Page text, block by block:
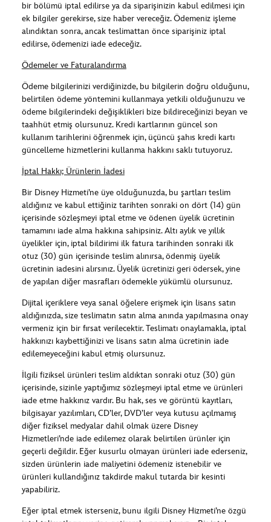
bir bölümü iptal edilirse ya da siparişinizin kabul edilmesi için
ek bilgiler gerekirse, size haber vereceğiz. Ödemeniz işleme
alındıktan sonra, ancak teslimattan önce siparişiniz iptal
edilirse, ödemenizi iade edeceğiz.
Ödemeler ve Faturalandırma
Ödeme bilgilerinizi verdiğinizde, bu bilgilerin doğru olduğunu,
belirtilen ödeme yöntemini kullanmaya yetkili olduğunuzu ve
ödeme bilgilerindeki değişiklikleri bize bildireceğinizi beyan ve
taahhüt etmiş olursunuz. Kredi kartlarının güncel son
kullanım tarihlerini öğrenmek için, üçüncü şahıs kredi kartı
güncelleme hizmetlerini kullanma hakkını saklı tutuyoruz.
İptal Hakkı; Ürünlerin İadesi
Bir Disney Hizmeti’ne üye olduğunuzda, bu şartları teslim
aldığınız ve kabul ettiğiniz tarihten sonraki on dört (14) gün
içerisinde sözleşmeyi iptal etme ve ödenen üyelik ücretinin
tamamını iade alma hakkına sahipsiniz. Altı aylık ve yıllık
üyelikler için, iptal bildirimi ilk fatura tarihinden sonraki ilk
otuz (30) gün içerisinde teslim alınırsa, ödenmiş üyelik
ücretinin iadesini alırsınız. Üyelik ücretinizi geri ödersek, yine
de yapılan diğer masrafları ödemekle yükümlü olursunuz.
Dijital içeriklere veya sanal öğelere erişmek için lisans satın
aldığınızda, size teslimatın satın alma anında yapılmasına onay
vermeniz için bir fırsat verilecektir. Teslimatı onaylamakla, iptal
hakkınızı kaybettiğinizi ve lisans satın alma ücretinin iade
edilemeyeceğini kabul etmiş olursunuz.
İlgili fiziksel ürünleri teslim aldıktan sonraki otuz (30) gün
içerisinde, sizinle yaptığımız sözleşmeyi iptal etme ve ürünleri
iade etme hakkınız vardır. Bu hak, ses ve görüntü kayıtları,
bilgisayar yazılımları, CD’ler, DVD’ler veya kutusu açılmamış
diğer fiziksel medyalar dahil olmak üzere Disney
Hizmetleri’nde iade edilemez olarak belirtilen ürünler için
geçerli değildir. Eğer kusurlu olmayan ürünleri iade ederseniz,
sizden ürünlerin iade maliyetini ödemeniz istenebilir ve
ürünleri kullandığınız takdirde makul tutarda bir kesinti
yapabiliriz.
Eğer iptal etmek isterseniz, bunu ilgili Disney Hizmeti’ne özgü